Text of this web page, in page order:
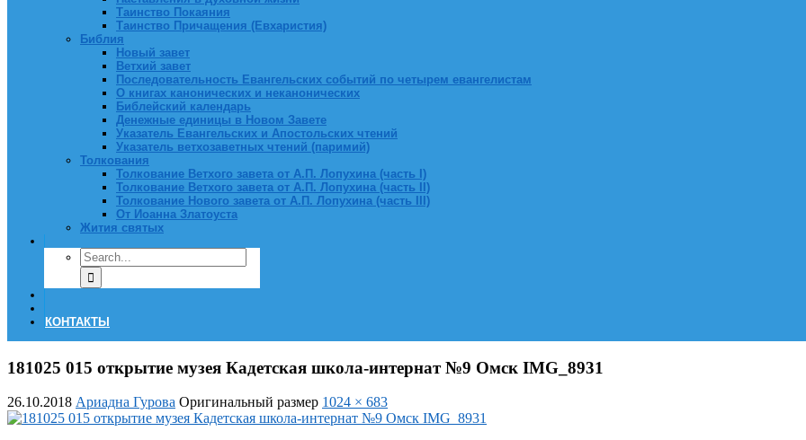
Таинство Покаяния
Таинство Причащения (Евхаристия)
Библия
Новый завет
Ветхий завет
Последовательность Евангельских событий по четырем евангелистам
О книгах канонических и неканонических
Библейский календарь
Денежные единицы в Новом Завете
Указатель Евангельских и Апостольских чтений
Указатель ветхозаветных чтений (паримий)
Толкования
Толкование Ветхого завета от А.П. Лопухина (часть I)
Толкование Ветхого завета от А.П. Лопухина (часть II)
Толкование Нового завета от А.П. Лопухина (часть III)
От Иоанна Златоуста
Жития святых
КОНТАКТЫ
181025 015 открытие музея Кадетская школа-интернат №9 Омск IMG_8931
26.10.2018 Ариадна Гурова Оригинальный размер 1024 × 683